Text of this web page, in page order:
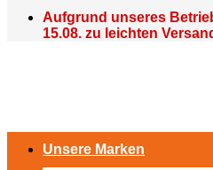
Aufgrund unseres
15.08. zu leichten
Unsere Marken